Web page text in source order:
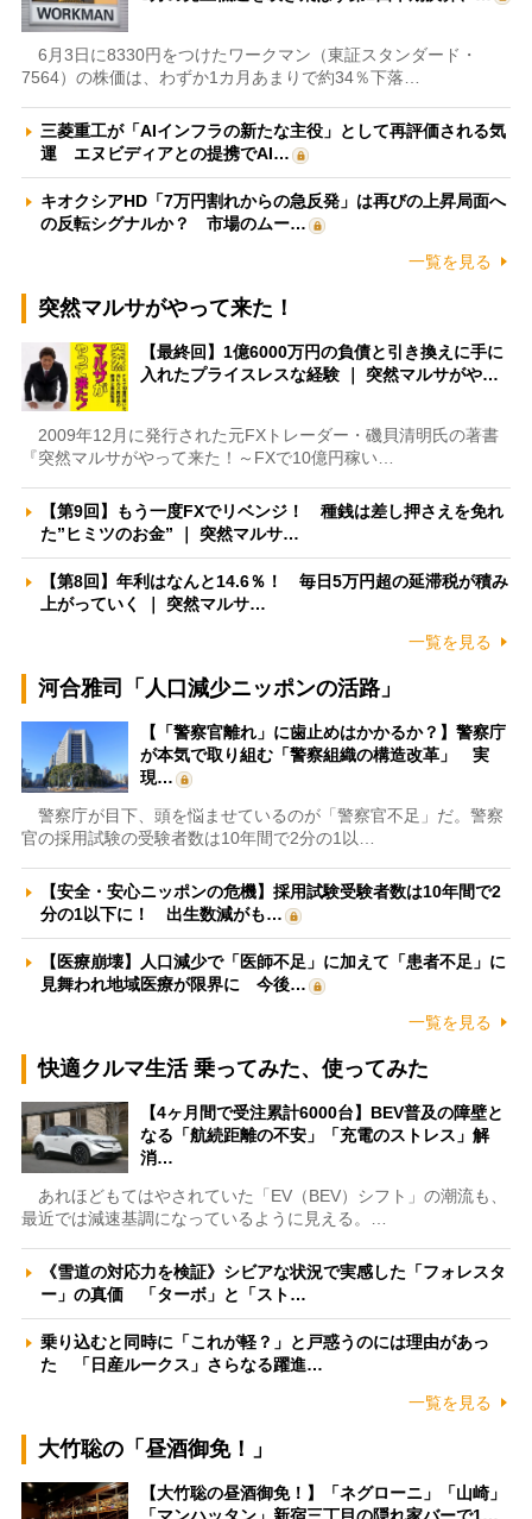
6月3日に8330円をつけたワークマン（東証スタンダード・
7564）の株価は、わずか1カ月あまりで約34％下落…
三菱重工が「AIインフラの新たな主役」として再評価される気
運 エヌビディアとの提携でAI…
キオクシアHD「7万円割れからの急反発」は再びの上昇局面へ
の反転シグナルか？ 市場のムー…
一覧を見る
突然マルサがやって来た！
【最終回】1億6000万円の負債と引き換えに手に
入れたプライスレスな経験 ｜ 突然マルサがや…
2009年12月に発行された元FXトレーダー・磯貝清明氏の著書
『突然マルサがやって来た！～FXで10億円稼い…
【第9回】もう一度FXでリベンジ！ 種銭は差し押さえを免れ
た”ヒミツのお金” ｜ 突然マルサ…
【第8回】年利はなんと14.6％！ 毎日5万円超の延滞税が積み
上がっていく ｜ 突然マルサ…
一覧を見る
河合雅司「人口減少ニッポンの活路」
【「警察官離れ」に歯止めはかかるか？】警察庁
が本気で取り組む「警察組織の構造改革」 実
現…
警察庁が目下、頭を悩ませているのが「警察官不足」だ。警察
官の採用試験の受験者数は10年間で2分の1以…
【安全・安心ニッポンの危機】採用試験受験者数は10年間で2
分の1以下に！ 出生数減がも…
【医療崩壊】人口減少で「医師不足」に加えて「患者不足」に
見舞われ地域医療が限界に 今後…
一覧を見る
快適クルマ生活 乗ってみた、使ってみた
【4ヶ月間で受注累計6000台】BEV普及の障壁と
なる「航続距離の不安」「充電のストレス」解
消…
あれほどもてはやされていた「EV（BEV）シフト」の潮流も、
最近では減速基調になっているように見える。…
《雪道の対応力を検証》シビアな状況で実感した「フォレスタ
ー」の真価 「ターボ」と「スト…
乗り込むと同時に「これが軽？」と戸惑うのには理由があっ
た 「日産ルークス」さらなる躍進…
一覧を見る
大竹聡の「昼酒御免！」
【大竹聡の昼酒御免！】「ネグローニ」「山崎」